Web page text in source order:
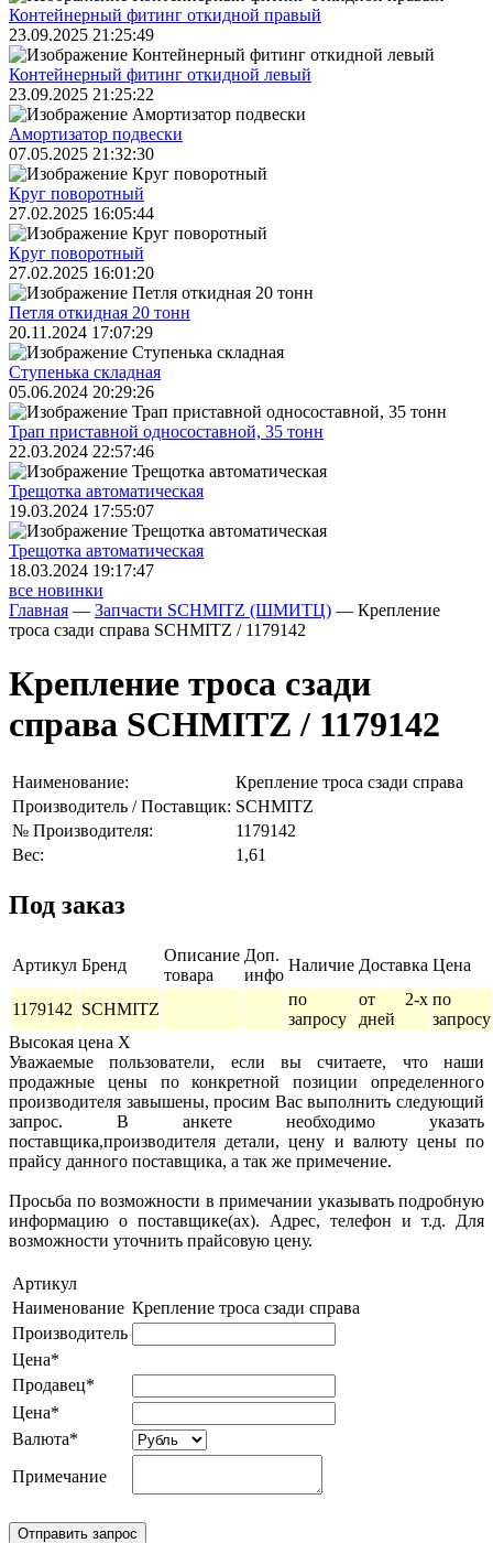
Контейнерный фитинг откидной правый
23.09.2025 21:25:49
Контейнерный фитинг откидной левый
23.09.2025 21:25:22
Амортизатор подвески
07.05.2025 21:32:30
Круг поворотный
27.02.2025 16:05:44
Круг поворотный
27.02.2025 16:01:20
Петля откидная 20 тонн
20.11.2024 17:07:29
Ступенька складная
05.06.2024 20:29:26
Трап приставной односоставной, 35 тонн
22.03.2024 22:57:46
Трещoтка автоматическая
19.03.2024 17:55:07
Трещoтка автоматическая
18.03.2024 19:17:47
все новинки
Главная — Запчасти SCHMITZ (ШМИТЦ) — Крепление
троса сзади справа SCHMITZ / 1179142
Крепление троса сзади
справа SCHMITZ / 1179142
Наименование:
Крепление троса сзади справа
Производитель / Поставщик: SCHMITZ
№ Производителя:
1179142
Вес:
1,61
Под заказ
Артикул Бренд
Описание
товара
Доп.
инфо
Наличие Доставка Цена
1179142 SCHMITZ
по
запросу
от 2-х
дней
по
запросу
Высокая цена X
Уважаемые пользователи, если вы считаете, что наши
продажные цены по конкретной позиции определенного
производителя завышены, просим Вас выполнить следующий
запрос. В анкете необходимо указать
поставщика,производителя детали, цену и валюту цены по
прайсу данного поставщика, а так же примечение.
Просьба по возможности в примечании указывать подробную
информацию о поставщике(ах). Адрес, телефон и т.д. Для
возможности уточнить прайсовую цену.
Артикул
Наименование Крепление троса сзади справа
Производитель
Цена*
Продавец*
Цена*
Валюта*
Примечание